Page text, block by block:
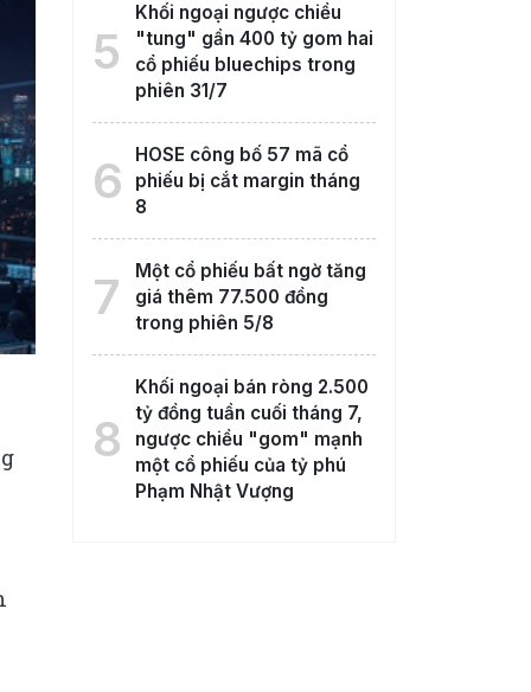
5
Khối ngoại ngược chiều
"tung" gần 400 tỷ gom hai
cổ phiếu bluechips trong
phiên 31/7
6
HOSE công bố 57 mã cổ
phiếu bị cắt margin tháng
8
7
Một cổ phiếu bất ngờ tăng
giá thêm 77.500 đồng
trong phiên 5/8
8
Khối ngoại bán ròng 2.500
tỷ đồng tuần cuối tháng 7,
ngược chiều "gom" mạnh
một cổ phiếu của tỷ phú
Phạm Nhật Vượng